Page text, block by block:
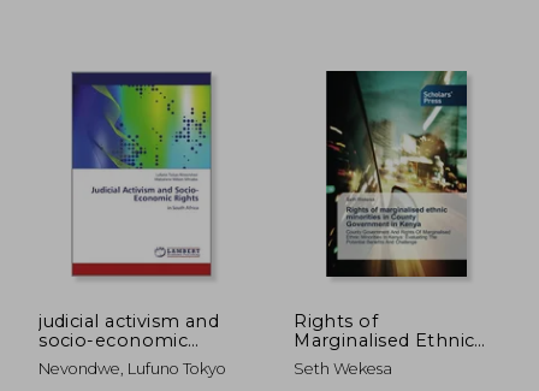
₡ 56.328
judicial activism and
socio-economic
rights (en Inglés)
Nevondwe, Lufuno Tokyo
Rights of
Marginalised Ethnic
Minorities in County
Government in
Seth Wekesa